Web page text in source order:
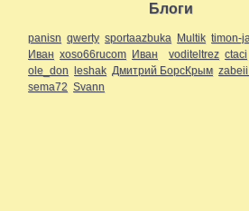
Спелеология(20)
Сплавщики(8)
Творчество (6)
Творчество. (2)
Технические средства
Блоги
panisn qwerty sportaazbuka Multik timon-
Иван xoso66rucom Иван voditeltrez ctaci
ole_don leshak Дмитрий БорсКрым
sema72 Svann